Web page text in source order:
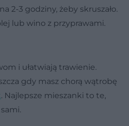
2-3 godziny, żeby skruszało.
lub wino z przyprawami.
i ułatwiają trawienie.
gdy masz chorą wątrobę
. Najlepsze mieszanki to te,